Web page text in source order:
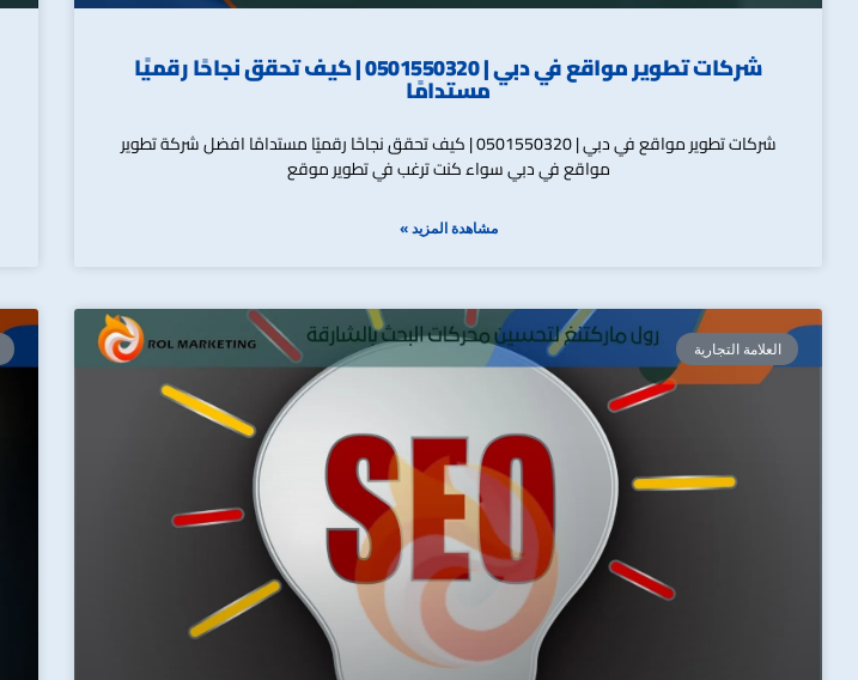
شركات تطوير مواقع في دبي | 0501550320 | كيف تحقق نجاحًا رقميًا
مستدامًا
شركات تطوير مواقع في دبي | 0501550320 | كيف تحقق نجاحًا رقميًا مستدامًا افضل شركة تطوير
مواقع في دبي سواء كنت ترغب في تطوير موقع
مشاهدة المزيد »
العلامة التجارية